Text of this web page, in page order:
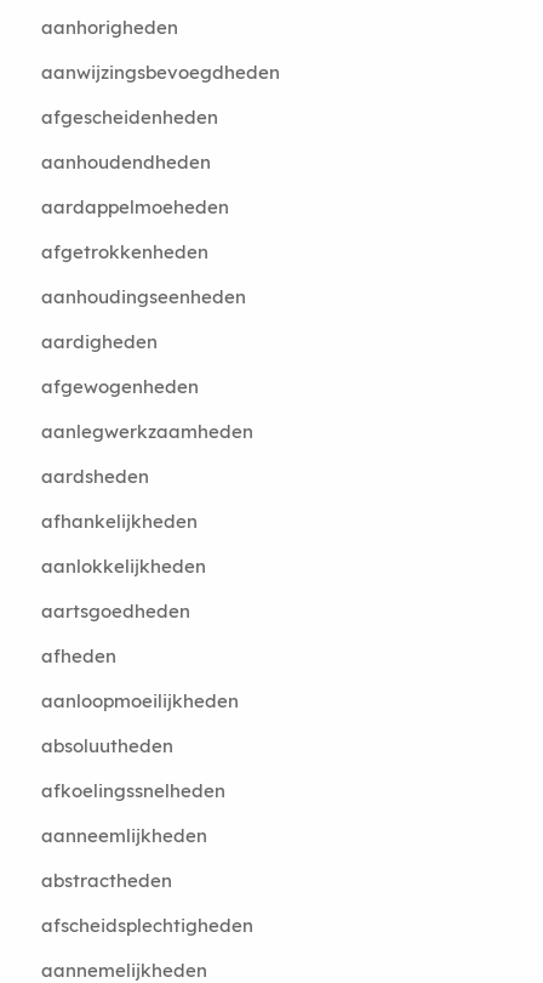
aanhorigheden
aanwijzingsbevoegdheden
afgescheidenheden
aanhoudendheden
aardappelmoeheden
afgetrokkenheden
aanhoudingseenheden
aardigheden
afgewogenheden
aanlegwerkzaamheden
aardsheden
afhankelijkheden
aanlokkelijkheden
aartsgoedheden
afheden
aanloopmoeilijkheden
absoluutheden
afkoelingssnelheden
aanneemlijkheden
abstractheden
afscheidsplechtigheden
aannemelijkheden